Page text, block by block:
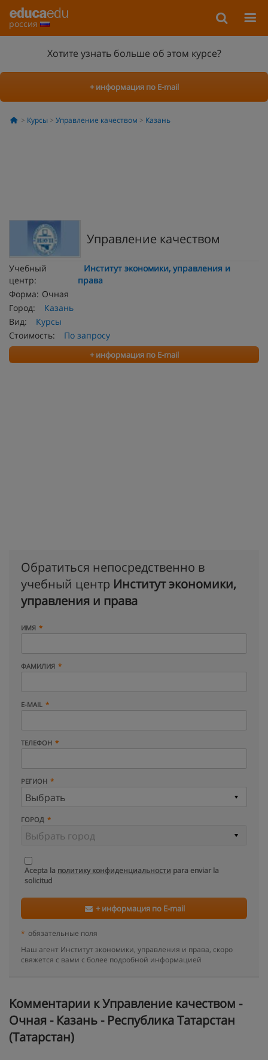
россия
Хотите узнать больше об этом курсе?
+ информация по E-mail
Курсы Управление качеством Казань
Управление качеством
Учебный
центр:
Институт экономики, управления и
права
Форма: Очная
Город:
Казань
Вид:
Курсы
Стоимость:
По запросу
+ информация по E-mail
Обратиться непосредственно в
учебный центр Институт экономики,
управления и права
ИМЯ
ФАМИЛИЯ
E-MAIL
ТЕЛЕФОН
РЕГИОН
ГОРОД
Acepta la политику конфиденциальности para enviar la
solicitud
+ информация по E-mail
* обязательные поля
Наш агент Институт экономики, управления и права, скоро
свяжется с вами с более подробной информацией
Kомментарии к Управление качеством -
Очная - Казань - Республика Татарстан
(Татарстан)